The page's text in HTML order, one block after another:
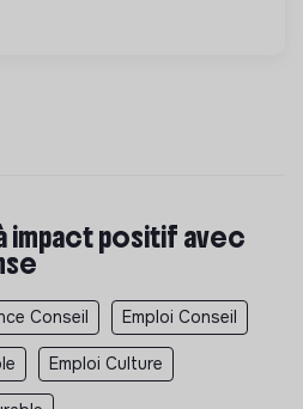
impact positif avec
Conseil Emploi Conseil
Emploi Culture